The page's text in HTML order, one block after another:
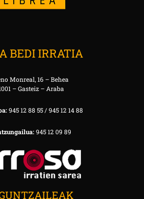
BEDI IRRATIA
Monreal, 16 – Behea
– Gasteiz – Araba
945 12 88 55 / 945 12 14 88
945 12 09 89